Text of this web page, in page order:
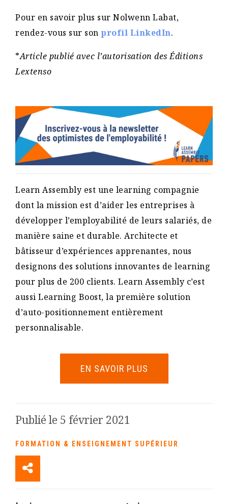
Pour en savoir plus sur Nolwenn Labat,
rendez-vous sur son profil LinkedIn.
*Article publié avec l’autorisation des Éditions
Lextenso
Learn Assembly est une learning compagnie
dont la mission est d’aider les entreprises à
développer l’employabilité de leurs salariés, de
manière saine et durable. Architecte et
bâtisseur d’expériences apprenantes, nous
designons des solutions innovantes de learning
pour plus de 200 clients. Learn Assembly c’est
aussi Learning Boost, la première solution
d’auto-positionnement entièrement
personnalisable.
EN SAVOIR PLUS
Publié le 5 février 2021
FORMATION & ENSEIGNEMENT SUPÉRIEUR